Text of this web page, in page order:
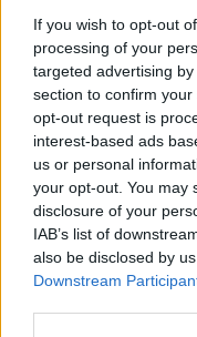
If you wish to opt-out
processing of your
targeted advertising
section to confirm
opt-out request is
interest-based ads
us or personal
your opt-out. You may
disclosure of your
IAB’s list of
also be disclosed by
Downstream
Nell’Inter potrebbe
o destra, offrendo
collegare
palla e nel
rappresenterebbe
attualmente presenti
Non a caso, molti
gioco possa
dove avrebbe
sfruttare le sue
c’è chi vede
crescita.